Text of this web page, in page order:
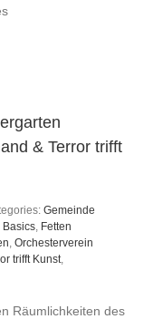
& Terror trifft
Gemeinde
Basics, Fetten
, Orchesterverein
trifft Kunst,
Räumlichkeiten des